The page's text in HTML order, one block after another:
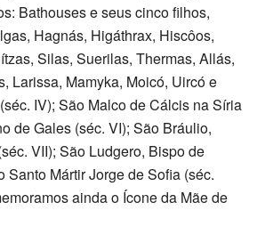
Bathouses e seus cinco filhos,
Hagnás, Higáthrax, Hiscôos,
Silas, Suerilas, Thermas, Allás,
Larissa, Mamyka, Moicó, Uircó e
IV); São Malco de Cálcis na Síria
de Gales (séc. VI); São Bráulio,
VII); São Ludgero, Bispo de
Santo Mártir Jorge de Sofia (séc.
ainda o Ícone da Mãe de